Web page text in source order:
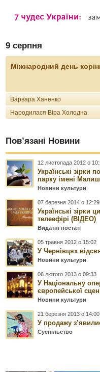
9 серпня
Міжнародний день
Варвара Ханенко
Народилася Віра Холодна
Пов’язані Новини
12 листопада 2012 о
Українські зірки
парку імені
Новини культури
07 березня 2014 о 12:29
Українські зірки
телеефірі (ВІДЕО)
Видатні постаті
05 травня 2012 о 15:02
У Чернівцях
Новини культури
06 лютого 2013 о 09:33
У Національну
європейської
Новини культури
21 березня 2013 о 14:00
У продажу
Суспільство